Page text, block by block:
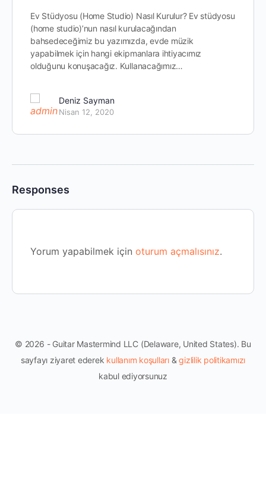
Ev Stüdyosu (Home Studio) Nasıl Kurulur? Ev stüdyosu
(home studio)’nun nasıl kurulacağından
bahsedeceğimiz bu yazımızda, evde müzik
yapabilmek için hangi ekipmanlara ihtiyacımız
olduğunu konuşacağız. Kullanacağımız…
Deniz Sayman
Nisan 12, 2020
Responses
Yorum yapabilmek için oturum açmalısınız.
© 2026 - Guitar Mastermind LLC (Delaware, United States). Bu
sayfayı ziyaret ederek kullanım koşulları&gizlilik politikamızı
kabul ediyorsunuz